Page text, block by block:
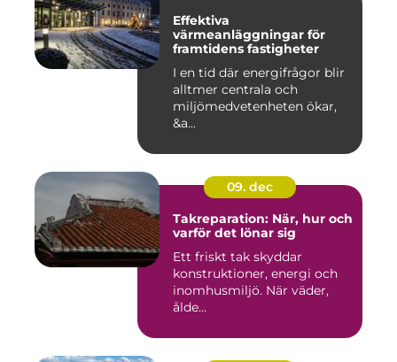
Effektiva
värmeanläggningar för
framtidens fastigheter
I en tid där energifrågor blir
alltmer centrala och
miljömedvetenheten ökar,
&a...
09. dec
Takreparation: När, hur och
varför det lönar sig
Ett friskt tak skyddar
konstruktioner, energi och
inomhusmiljö. När väder,
ålde...